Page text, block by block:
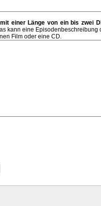
einer Länge von ein bis zwei
kann eine Episodenbeschreibung
Film oder eine CD.